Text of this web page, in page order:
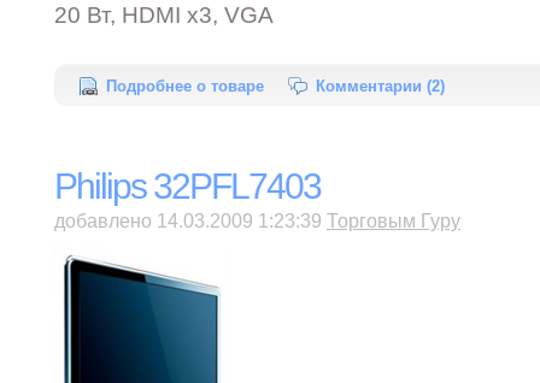
20 Вт, HDMI x3, VGA
Подробнее о товаре Комментарии (2)
Philips 32PFL7403
добавлено 14.03.2009 1:23:39 Торговым Гуру